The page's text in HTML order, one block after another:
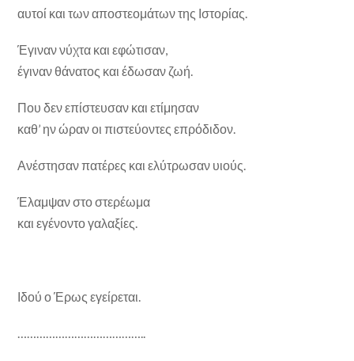
αυτοί και των αποστεομάτων της Ιστορίας.
Έγιναν νύχτα και εφώτισαν,
έγιναν θάνατος και έδωσαν ζωή.
Που δεν επίστευσαν και ετίμησαν
καθ’ ην ώραν οι πιστεύοντες επρόδιδον.
Ανέστησαν πατέρες και ελύτρωσαν υιούς.
Έλαμψαν στο στερέωμα
και εγένοντο γαλαξίες.
Ιδού ο Έρως εγείρεται.
…………………………………..